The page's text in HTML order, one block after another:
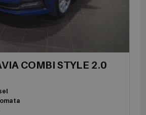
COMBI STYLE 2.0